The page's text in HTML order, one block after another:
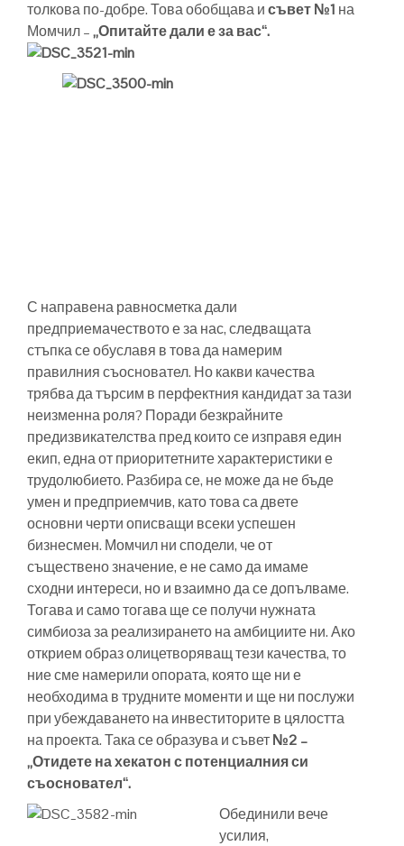
толкова по-добре. Това обобщава исъвет №1 на
Момчил –„Опитайте дали е за вас“.
С направена равносметка дали
предприемачеството е за нас, следващата
стъпка се обуславя в това да намерим
правилния съосновател. Но какви качества
трябва да търсим в перфектния кандидат за тази
неизменна роля? Поради безкрайните
предизвикателства пред които се изправя един
екип, една от приоритетните характеристики е
трудолюбието. Разбира се, не може да не бъде
умен и предприемчив, като това са двете
основни черти описващи всеки успешен
бизнесмен. Момчил ни сподели, че от
съществено значение, е не само да имаме
сходни интереси, но и взаимно да се допълваме.
Тогава и само тогава ще се получи нужната
симбиоза за реализирането на амбициите ни. Ако
открием образ олицетворяващ тези качества, то
ние сме намерили опората, която ще ни е
необходима в трудните моменти и ще ни послужи
при убеждаването на инвеститорите в цялостта
на проекта. Така се образува и съвет№2 –
„Отидете на хекатон с потенциалния си
съосновател“.
Обединили вече
усилия,